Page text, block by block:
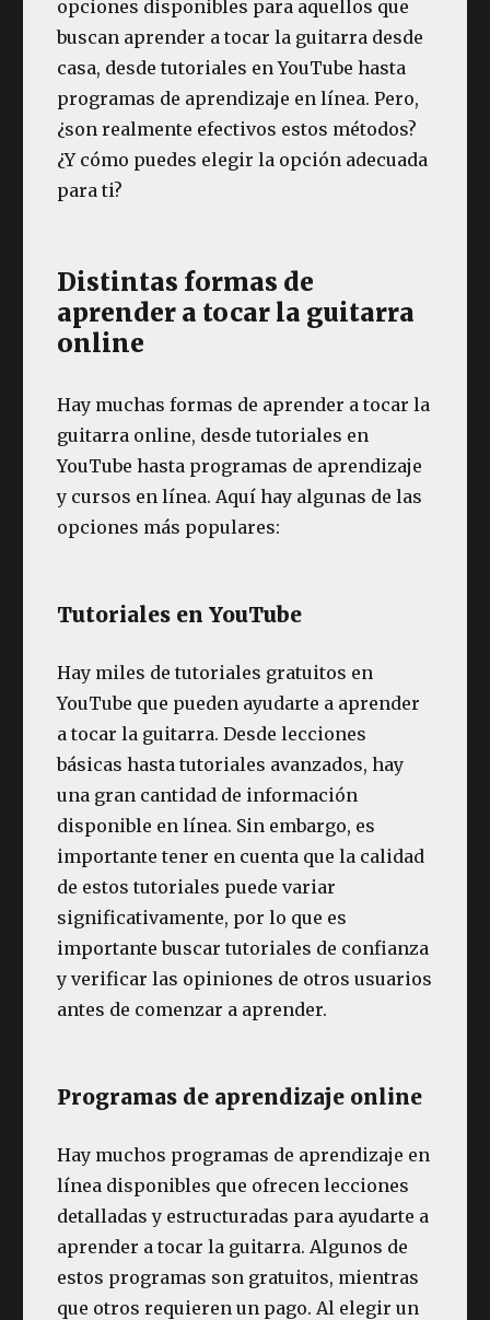
opciones disponibles para aquellos que
buscan aprender a tocar la guitarra desde
casa, desde tutoriales en YouTube hasta
programas de aprendizaje en línea. Pero,
¿son realmente efectivos estos métodos?
¿Y cómo puedes elegir la opción adecuada
para ti?
Distintas formas de
aprender a tocar la guitarra
online
Hay muchas formas de aprender a tocar la
guitarra online, desde tutoriales en
YouTube hasta programas de aprendizaje
y cursos en línea. Aquí hay algunas de las
opciones más populares:
Tutoriales en YouTube
Hay miles de tutoriales gratuitos en
YouTube que pueden ayudarte a aprender
a tocar la guitarra. Desde lecciones
básicas hasta tutoriales avanzados, hay
una gran cantidad de información
disponible en línea. Sin embargo, es
importante tener en cuenta que la calidad
de estos tutoriales puede variar
significativamente, por lo que es
importante buscar tutoriales de confianza
y verificar las opiniones de otros usuarios
antes de comenzar a aprender.
Programas de aprendizaje online
Hay muchos programas de aprendizaje en
línea disponibles que ofrecen lecciones
detalladas y estructuradas para ayudarte a
aprender a tocar la guitarra. Algunos de
estos programas son gratuitos, mientras
que otros requieren un pago. Al elegir un